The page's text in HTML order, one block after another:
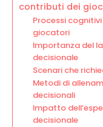
contributi dei
Processi
giocatori
Importanza del
decisionale
Scenari che
Metodi di
decisionali
Impatto
decisionale